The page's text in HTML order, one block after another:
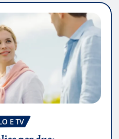
E TV